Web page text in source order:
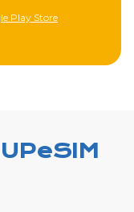
Play Store